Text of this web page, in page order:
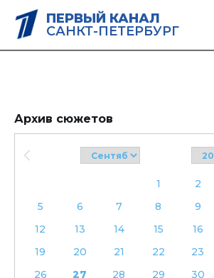
ПЕРВЫЙ КАНАЛ
САНКТ-ПЕТЕРБУРГ
Архив сюжетов
1 2
5
6 7 8 9
12
13 14 15 16
19
20 21 22 23
26
27 28 29 30